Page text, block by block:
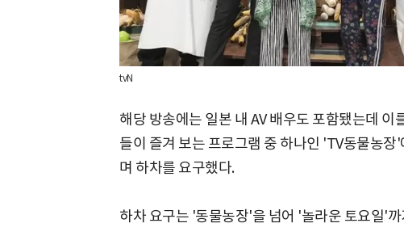
tvN
해당 방송에는 일본 내 AV 배우도 포함됐는데 이
들이 즐겨 보는 프로그램 중 하나인 'TV동물농장
며 하차를 요구했다.
하차 요구는 '동물농장'을 넘어 '놀라운 토요일'